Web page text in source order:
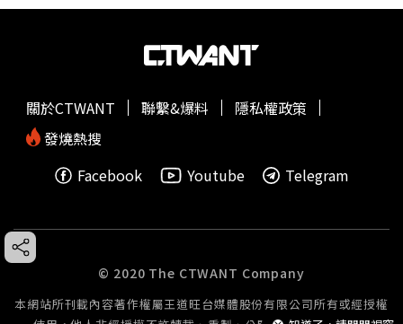
關於CTWANT 聯繫&爆料
隱私權政策
發燒熱搜
Facebook
Youtube Telegram
© 2020 The CTWANT Company
本網站所刊載內容著作權屬王道旺台媒體股份有限公司所有或經授權